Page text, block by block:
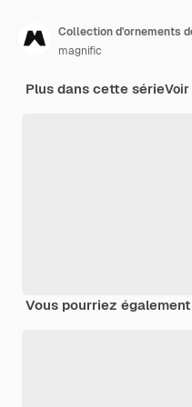
magnific
Plus dans cette série
Vous pourriez